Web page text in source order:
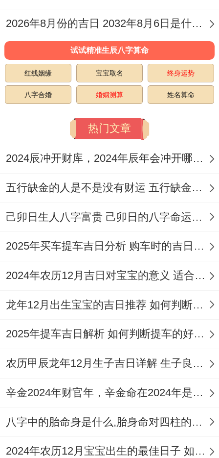
制化手段，五行命理不可忽视.丙午火年需木
火相生之日、如7月16日辛卯木日，木生火
利纳财；
避免金水过旺之日（如7月10日乙酉水日）
以免冲克太岁。时辰吉凶比日辰更精细！如
7月16日虽为吉日;但酉时（17:00-19：00）
向需调合，岁破在北、三煞在北，开业典礼
南（喜神位）以引气入局。
综合这些要素。才能选出真正契合企业命脉
的吉日！
开业流程的生肖适配同能量强化步骤
开业仪式需针对生肖特性设计化解同强化方
鸡者不可主持或剪彩，可改由属马、属狗
（三合生肖）或属羊（六盒生肖）的贵人代
2026年8月份的吉日 2032年8月6日是什么日子
试试精准生辰八字算命
红线姻缘 宝宝取名 终身运势
八字合婚 婚姻测算 姓名算命
热门文章
2024辰冲开财库，2024年辰年会冲开哪些人的财库
五行缺金的人是不是没有财运 五行缺金的人命运好不好
己卯日生人八字富贵 己卯日的八字命运如何
2025年买车提车吉日分析 购车时的吉日与禁忌
2024年农历12月吉日对宝宝的意义 适合龙年宝宝出生的日子有哪些
龙年12月出生宝宝的吉日推荐 如何判断吉日是否适合宝宝
2025年提车吉日解析 如何判断提车的好日子
农历甲辰龙年12月生子吉日详解 生子良辰的影响因素
辛金2024年财官年，辛金命在2024年是财官年还是财印年
八字中的胎命身是什么,胎身命对四柱的影响
2024年农历12月宝宝出生的最佳日子 如何挑选适合的吉日